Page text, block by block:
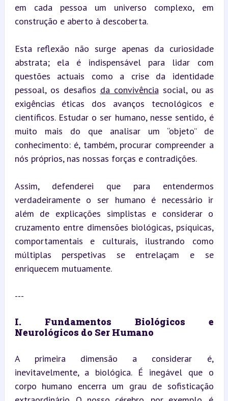
em cada pessoa um universo complexo, em
construção e aberto à descoberta.
Esta reflexão não surge apenas da curiosidade
abstrata; ela é indispensável para lidar com
questões actuais como a crise da identidade
pessoal, os desafios da convivência social, ou as
exigências éticas dos avanços tecnológicos e
científicos. Estudar o ser humano, nesse sentido, é
muito mais do que analisar um “objeto” de
conhecimento: é, também, procurar compreender a
nós próprios, nas nossas forças e contradições.
Assim, defenderei que para entendermos
verdadeiramente o ser humano é necessário ir
além de explicações simplistas e considerar o
cruzamento entre dimensões biológicas, psíquicas,
comportamentais e culturais, ilustrando como
múltiplas perspetivas se entrelaçam e se
enriquecem mutuamente.
---
I. Fundamentos Biológicos e
Neurológicos do Ser Humano
A primeira dimensão a considerar é,
inevitavelmente, a biológica. É inegável que o
corpo humano encerra um grau de sofisticação